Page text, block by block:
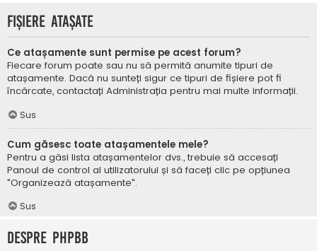
Fișiere atașate
Ce atașamente sunt permise pe acest forum?
Fiecare forum poate sau nu să permită anumite tipuri de
atașamente. Dacă nu sunteți sigur ce tipuri de fișiere pot fi
încărcate, contactați Administrația pentru mai multe informații.
Sus
Cum găsesc toate atașamentele mele?
Pentru a găsi lista atașamentelor dvs., trebuie să accesați
Panoul de control al utilizatorului și să faceți clic pe opțiunea
"Organizează atașamente".
Sus
Despre phpBB